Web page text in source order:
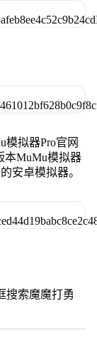
模拟器Pro官网
本MuMu模拟器
的安卓模拟器。
搜索魔魔打勇